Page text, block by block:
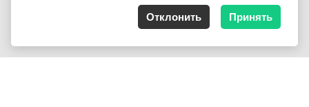
Nummer der Firma: 40221 Düsseldorf, Registered address:
Отклонить Принять